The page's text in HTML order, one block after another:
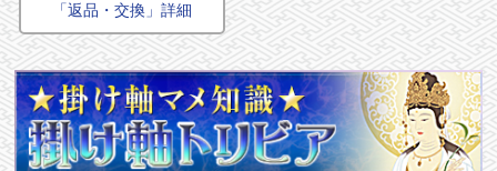
「返品・交換」詳細